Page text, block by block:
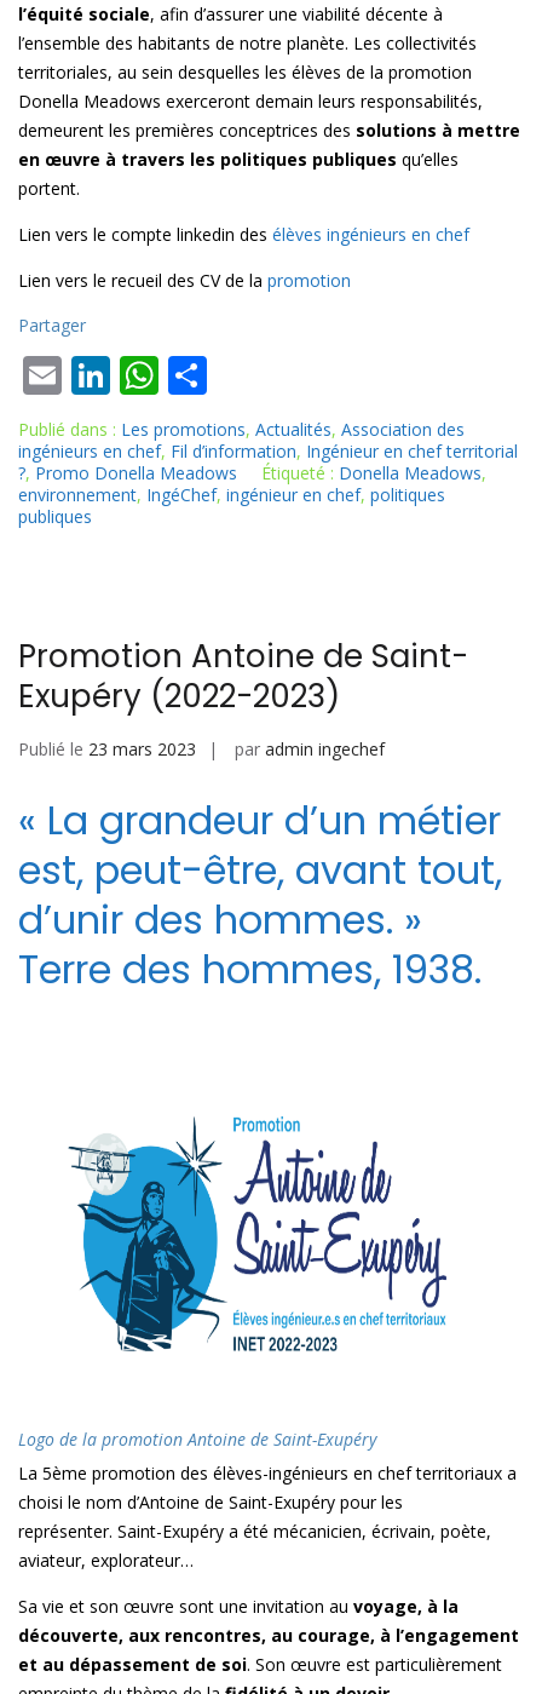
l’équité sociale, afin d’assurer une viabilité décente à
l’ensemble des habitants de notre planète. Les collectivités
territoriales, au sein desquelles les élèves de la promotion
Donella Meadows exerceront demain leurs responsabilités,
demeurent les premières conceptrices des solutions à mettre
en œuvre à travers les politiques publiques qu’elles
portent.
Lien vers le compte linkedin des élèves ingénieurs en chef
Lien vers le recueil des CV de la promotion
Partager
E
m
ai
l
Li
n
k
e
W
h
at
s
ar
ta
g
Publié dans : Les promotions, Actualités, Association des
ingénieurs en chef, Fil d’information, Ingénieur en chef territorial
?, Promo Donella Meadows Étiqueté : Donella Meadows,
environnement, IngéChef, ingénieur en chef, politiques
publiques
Promotion Antoine de Saint-
Exupéry (2022-2023)
Publié le 23 mars 2023 par admin ingechef
« La grandeur d’un métier
est, peut-être, avant tout,
d’unir des hommes. »
Terre des hommes, 1938.
Logo de la promotion Antoine de Saint-Exupéry
La 5ème promotion des élèves-ingénieurs en chef territoriaux a
choisi le nom d’Antoine de Saint-Exupéry pour les
représenter. Saint-Exupéry a été mécanicien, écrivain, poète,
aviateur, explorateur…
Sa vie et son œuvre sont une invitation au voyage, à la
découverte, aux rencontres, au courage, à l’engagement
et au dépassement de soi. Son œuvre est particulièrement